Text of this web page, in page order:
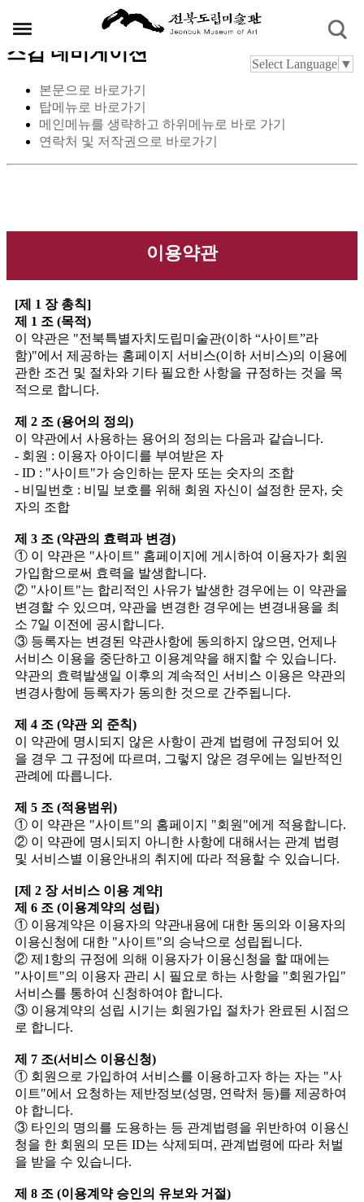
스킵 네비게이션
본문으로 바로가기
탑메뉴로 바로가기
메인메뉴를 생략하고 하위메뉴로 바로 가기
연락처 및 저작권으로 바로가기
Select Language ▼
이용약관
[제 1 장 총칙]
제 1 조 (목적)
이 약관은 "전북특별자치도립미술관(이하 “사이트”라
함)"에서 제공하는 홈페이지 서비스(이하 서비스)의 이용에
관한 조건 및 절차와 기타 필요한 사항을 규정하는 것을 목
적으로 합니다.
제 2 조 (용어의 정의)
이 약관에서 사용하는 용어의 정의는 다음과 같습니다.
- 회원 : 이용자 아이디를 부여받은 자
- ID : "사이트"가 승인하는 문자 또는 숫자의 조합
- 비밀번호 : 비밀 보호를 위해 회원 자신이 설정한 문자, 숫
자의 조합
제 3 조 (약관의 효력과 변경)
① 이 약관은 "사이트" 홈페이지에 게시하여 이용자가 회원
가입함으로써 효력을 발생합니다.
② "사이트"는 합리적인 사유가 발생한 경우에는 이 약관을
변경할 수 있으며, 약관을 변경한 경우에는 변경내용을 최
소 7일 이전에 공시합니다.
③ 등록자는 변경된 약관사항에 동의하지 않으면, 언제나
서비스 이용을 중단하고 이용계약을 해지할 수 있습니다.
약관의 효력발생일 이후의 계속적인 서비스 이용은 약관의
변경사항에 등록자가 동의한 것으로 간주됩니다.
제 4 조 (약관 외 준칙)
이 약관에 명시되지 않은 사항이 관계 법령에 규정되어 있
을 경우 그 규정에 따르며, 그렇지 않은 경우에는 일반적인
관례에 따릅니다.
제 5 조 (적용범위)
① 이 약관은 "사이트"의 홈페이지 "회원"에게 적용합니다.
② 이 약관에 명시되지 아니한 사항에 대해서는 관계 법령
및 서비스별 이용안내의 취지에 따라 적용할 수 있습니다.
[제 2 장 서비스 이용 계약]
제 6 조 (이용계약의 성립)
① 이용계약은 이용자의 약관내용에 대한 동의와 이용자의
이용신청에 대한 "사이트"의 승낙으로 성립됩니다.
② 제1항의 규정에 의해 이용자가 이용신청을 할 때에는
"사이트"의 이용자 관리 시 필요로 하는 사항을 "회원가입"
서비스를 통하여 신청하여야 합니다.
③ 이용계약의 성립 시기는 회원가입 절차가 완료된 시점으
로 합니다.
제 7 조(서비스 이용신청)
① 회원으로 가입하여 서비스를 이용하고자 하는 자는 "사
이트"에서 요청하는 제반정보(성명, 연락처 등)를 제공하여
야 합니다.
③ 타인의 명의를 도용하는 등 관계법령을 위반하여 이용신
청을 한 회원의 모든 ID는 삭제되며, 관계법령에 따라 처벌
을 받을 수 있습니다.
제 8 조 (이용계약 승인의 유보와 거절)